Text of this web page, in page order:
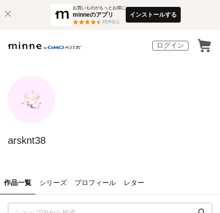
お買いものがもっとお得に
minneのアプリ
3万件以上
インストールする
ログイン
arsknt38
作品一覧 シリーズ プロフィール レター